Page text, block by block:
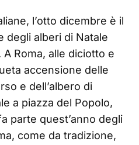
l’otto dicembre è il
degli alberi di Natale
Roma, alle diciotto e
accensione delle
e dell’albero di
a piazza del Popolo,
parte quest’anno degli
come da tradizione,